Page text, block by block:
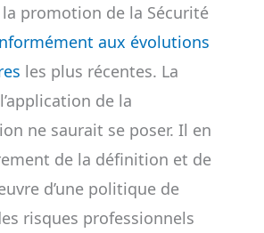
promotion de la Sécurité
aux évolutions
les plus récentes. La
de la
ne saurait se poser. Il en
de la définition et de
d’une politique de
risques professionnels